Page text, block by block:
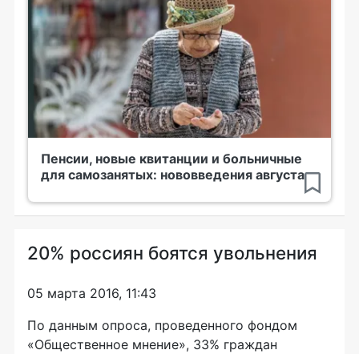
Пенсии, новые квитанции и больничные
для самозанятых: нововведения августа
20% россиян боятся увольнения
05 марта 2016, 11:43
По данным опроса, проведенного фондом
«Общественное мнение», 33% граждан